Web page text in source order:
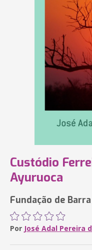
Custódio
Ayuruoca
Fundação de
Por José Adal Pereira